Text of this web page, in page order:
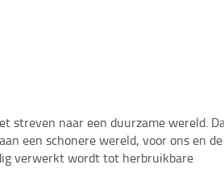
streven naar een duurzame wereld.
een schonere wereld, voor ons en de
verwerkt wordt tot herbruikbare